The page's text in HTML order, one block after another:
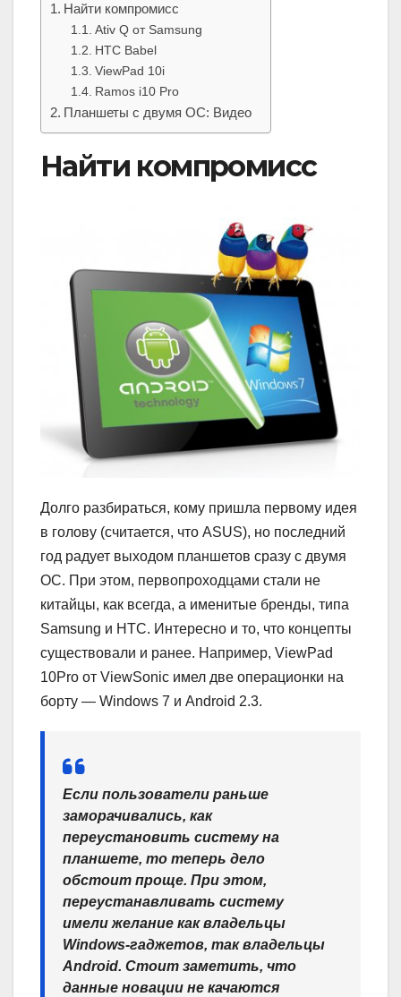
Найти компромисс
Ativ Q от Samsung
HTC Babel
ViewPad 10i
Ramos i10 Pro
Планшеты с двумя ОС: Видео
Найти компромисс
Долго разбираться, кому пришла первому идея
в голову (считается, что ASUS), но последний
год радует выходом планшетов сразу с двумя
ОС. При этом, первопроходцами стали не
китайцы, как всегда, а именитые бренды, типа
Samsung и HTC. Интересно и то, что концепты
существовали и ранее. Например, ViewPad
10Pro от ViewSonic имел две операционки на
борту — Windows 7 и Android 2.3.
Если пользователи раньше
заморачивались, как
переустановить систему на
планшете, то теперь дело
обстоит проще. При этом,
переустанавливать систему
имели желание как владельцы
Windows-гаджетов, так владельцы
Android. Стоит заметить, что
данные новации не качаются